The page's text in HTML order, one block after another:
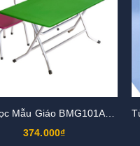
374.000₫